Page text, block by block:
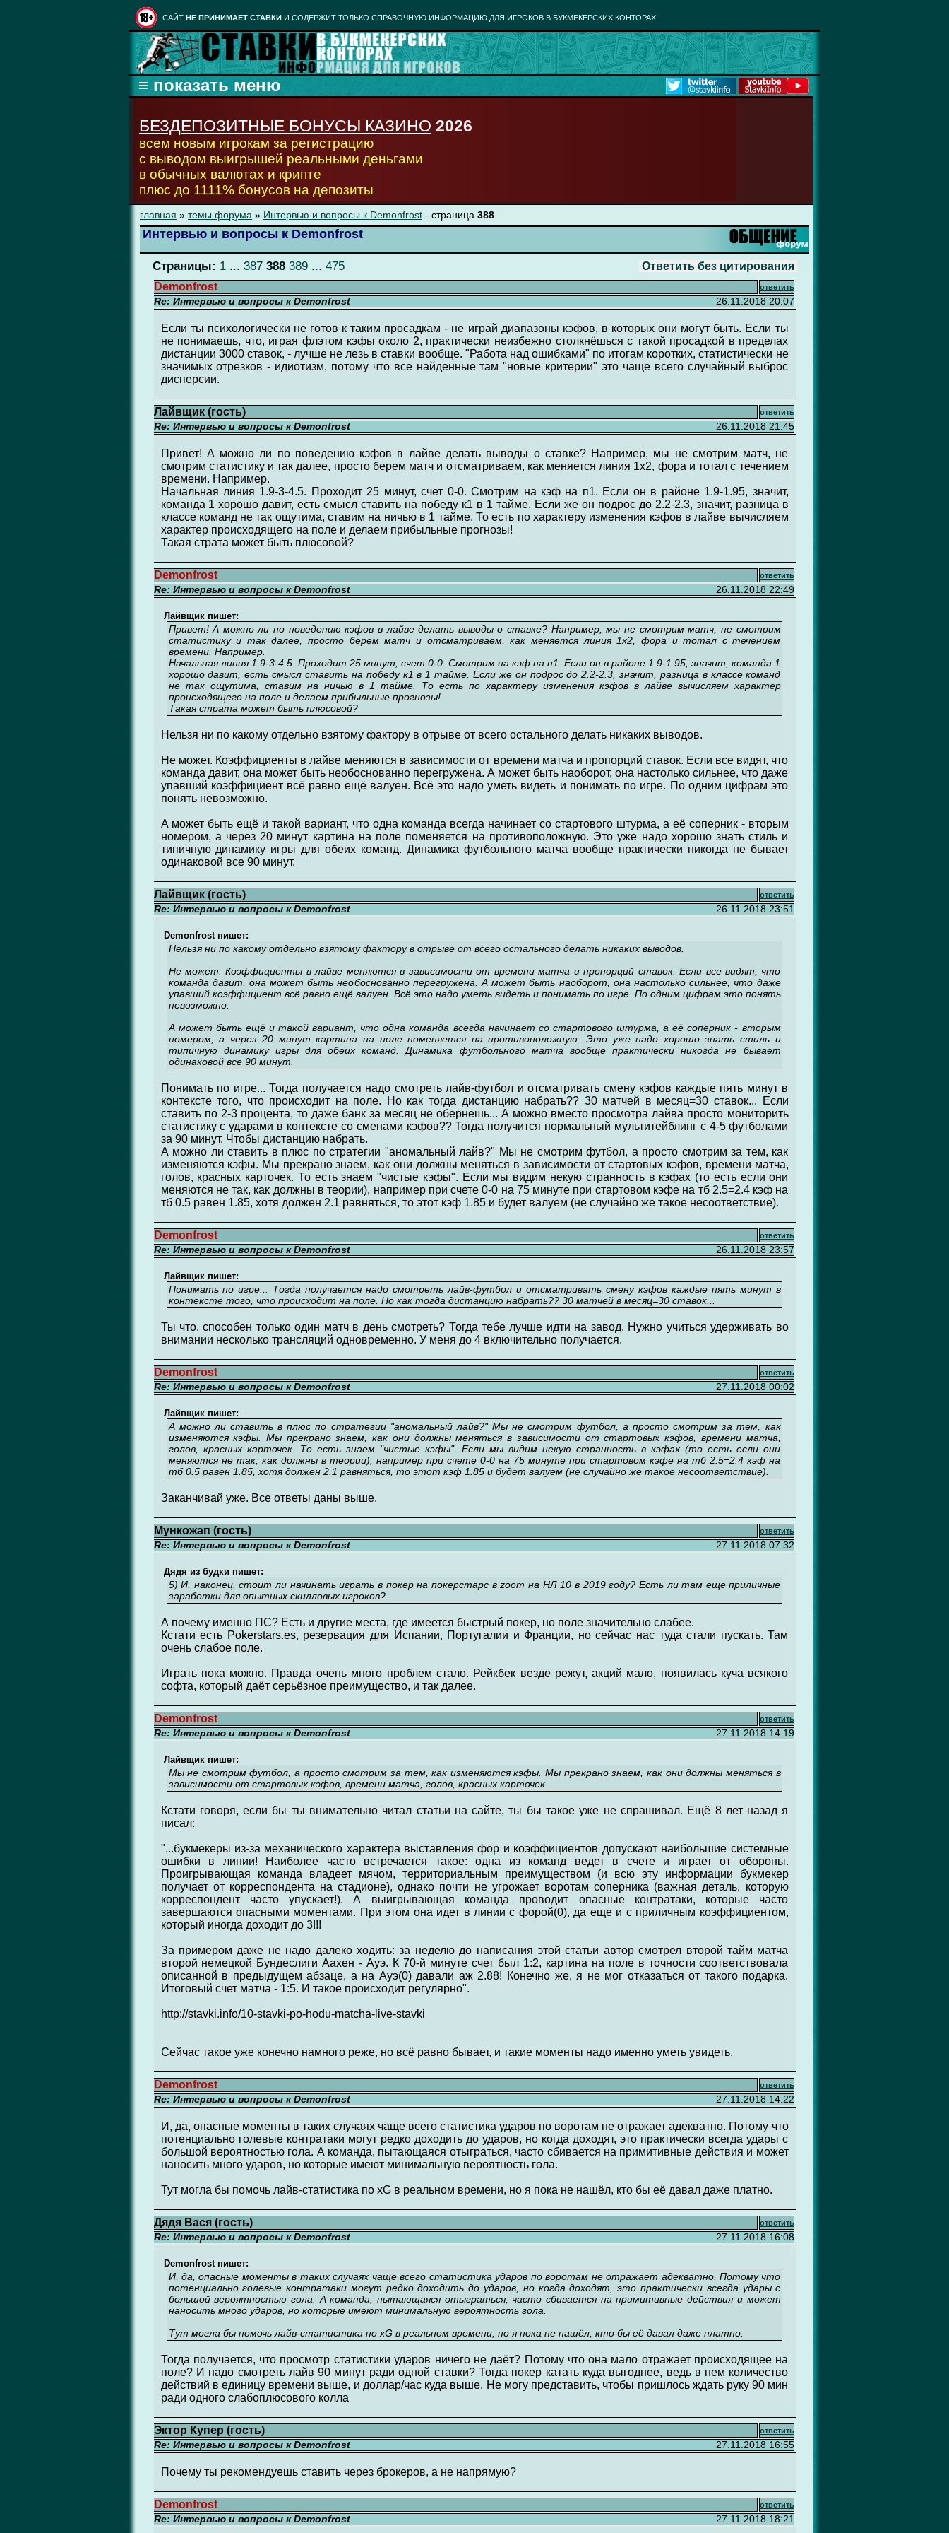
CАЙТ НЕ ПРИНИМАЕТ СТАВКИ И СОДЕРЖИТ ТОЛЬКО СПРАВОЧНУЮ ИНФОРМАЦИЮ ДЛЯ ИГРОКОВ В БУКМЕКЕРСКИХ КОНТОРАХ
БЕЗДЕПОЗИТНЫЕ БОНУСЫ КАЗИНО 2026
всем новым игрокам за регистрацию
с выводом выигрышей реальными деньгами
в обычных валютах и крипте
плюс до 1111% бонусов на депозиты
главная » темы форума » Интервью и вопросы к Demonfrost - страница 388
Интервью и вопросы к Demonfrost
Страницы: 1... 387 388 389... 475
Ответить без цитирования
Demonfrost
ответить
Re: Интервью и вопросы к Demonfrost 26.11.2018 20:07
Если ты психологически не готов к таким просадкам - не играй диапазоны кэфов, в которых они могут быть. Если ты
не понимаешь, что, играя флэтом кэфы около 2, практически неизбежно столкнёшься с такой просадкой в пределах
дистанции 3000 ставок, - лучше не лезь в ставки вообще. "Работа над ошибками" по итогам коротких, статистически не
значимых отрезков - идиотизм, потому что все найденные там "новые критерии" это чаще всего случайный выброс
дисперсии.
Лайвщик (гость) ответить
Re: Интервью и вопросы к Demonfrost 26.11.2018 21:45
Привет! А можно ли по поведению кэфов в лайве делать выводы о ставке? Например, мы не смотрим матч, не
смотрим статистику и так далее, просто берем матч и отсматриваем, как меняется линия 1x2, фора и тотал с течением
времени. Например.
Начальная линия 1.9-3-4.5. Проходит 25 минут, счет 0-0. Смотрим на кэф на п1. Если он в районе 1.9-1.95, значит,
команда 1 хорошо давит, есть смысл ставить на победу к1 в 1 тайме. Если же он подрос до 2.2-2.3, значит, разница в
классе команд не так ощутима, ставим на ничью в 1 тайме. То есть по характеру изменения кэфов в лайве вычисляем
характер происходящего на поле и делаем прибыльные прогнозы!
Такая страта может быть плюсовой?
Demonfrost ответить
Re: Интервью и вопросы к Demonfrost 26.11.2018 22:49
Лайвщик пишет:
Привет! А можно ли по поведению кэфов в лайве делать выводы о ставке? Например, мы не смотрим матч, не смотрим
статистику и так далее, просто берем матч и отсматриваем, как меняется линия 1x2, фора и тотал с течением
времени. Например.
Начальная линия 1.9-3-4.5. Проходит 25 минут, счет 0-0. Смотрим на кэф на п1. Если он в районе 1.9-1.95, значит, команда 1
хорошо давит, есть смысл ставить на победу к1 в 1 тайме. Если же он подрос до 2.2-2.3, значит, разница в классе команд
не так ощутима, ставим на ничью в 1 тайме. То есть по характеру изменения кэфов в лайве вычисляем характер
происходящего на поле и делаем прибыльные прогнозы!
Такая страта может быть плюсовой?
Нельзя ни по какому отдельно взятому фактору в отрыве от всего остального делать никаких выводов.
Не может. Коэффициенты в лайве меняются в зависимости от времени матча и пропорций ставок. Если все видят, что
команда давит, она может быть необоснованно перегружена. А может быть наоборот, она настолько сильнее, что даже
упавший коэффициент всё равно ещё валуен. Всё это надо уметь видеть и понимать по игре. По одним цифрам это
понять невозможно.
А может быть ещё и такой вариант, что одна команда всегда начинает со стартового штурма, а её соперник - вторым
номером, а через 20 минут картина на поле поменяется на противоположную. Это уже надо хорошо знать стиль и
типичную динамику игры для обеих команд. Динамика футбольного матча вообще практически никогда не бывает
одинаковой все 90 минут.
Лайвщик (гость) ответить
Re: Интервью и вопросы к Demonfrost 26.11.2018 23:51
Demonfrost пишет:
Нельзя ни по какому отдельно взятому фактору в отрыве от всего остального делать никаких выводов.
Не может. Коэффициенты в лайве меняются в зависимости от времени матча и пропорций ставок. Если все видят, что
команда давит, она может быть необоснованно перегружена. А может быть наоборот, она настолько сильнее, что даже
упавший коэффициент всё равно ещё валуен. Всё это надо уметь видеть и понимать по игре. По одним цифрам это понять
невозможно.
А может быть ещё и такой вариант, что одна команда всегда начинает со стартового штурма, а её соперник - вторым
номером, а через 20 минут картина на поле поменяется на противоположную. Это уже надо хорошо знать стиль и
типичную динамику игры для обеих команд. Динамика футбольного матча вообще практически никогда не бывает
одинаковой все 90 минут.
Понимать по игре... Тогда получается надо смотреть лайв-футбол и отсматривать смену кэфов каждые пять минут в
контексте того, что происходит на поле. Но как тогда дистанцию набрать?? 30 матчей в месяц=30 ставок... Если
ставить по 2-3 процента, то даже банк за месяц не обернешь... А можно вместо просмотра лайва просто мониторить
статистику с ударами в контексте со сменами кэфов?? Тогда получится нормальный мультитейблинг с 4-5 футболами
за 90 минут. Чтобы дистанцию набрать.
А можно ли ставить в плюс по стратегии "аномальный лайв?" Мы не смотрим футбол, а просто смотрим за тем, как
изменяются кэфы. Мы прекрано знаем, как они должны меняться в зависимости от стартовых кэфов, времени матча,
голов, красных карточек. То есть знаем "чистые кэфы". Если мы видим некую странность в кэфах (то есть если они
меняются не так, как должны в теории), например при счете 0-0 на 75 минуте при стартовом кэфе на тб 2.5=2.4 кэф на
тб 0.5 равен 1.85, хотя должен 2.1 равняться, то этот кэф 1.85 и будет валуем (не случайно же такое несоответствие).
Demonfrost ответить
Re: Интервью и вопросы к Demonfrost 26.11.2018 23:57
Лайвщик пишет:
Понимать по игре... Тогда получается надо смотреть лайв-футбол и отсматривать смену кэфов каждые пять минут в
контексте того, что происходит на поле. Но как тогда дистанцию набрать?? 30 матчей в месяц=30 ставок...
Ты что, способен только один матч в день смотреть? Тогда тебе лучше идти на завод. Нужно учиться удерживать во
внимании несколько трансляций одновременно. У меня до 4 включительно получается.
Demonfrost ответить
Re: Интервью и вопросы к Demonfrost 27.11.2018 00:02
Лайвщик пишет:
А можно ли ставить в плюс по стратегии "аномальный лайв?" Мы не смотрим футбол, а просто смотрим за тем, как
изменяются кэфы. Мы прекрано знаем, как они должны меняться в зависимости от стартовых кэфов, времени матча,
голов, красных карточек. То есть знаем "чистые кэфы". Если мы видим некую странность в кэфах (то есть если они
меняются не так, как должны в теории), например при счете 0-0 на 75 минуте при стартовом кэфе на тб 2.5=2.4 кэф на
тб 0.5 равен 1.85, хотя должен 2.1 равняться, то этот кэф 1.85 и будет валуем (не случайно же такое несоответствие).
Заканчивай уже. Все ответы даны выше.
Мункожап (гость) ответить
Re: Интервью и вопросы к Demonfrost 27.11.2018 07:32
Дядя из будки пишет:
5) И, наконец, стоит ли начинать играть в покер на покерстарс в zoom на НЛ 10 в 2019 году? Есть ли там еще приличные
заработки для опытных скилловых игроков?
А почему именно ПС? Есть и другие места, где имеется быстрый покер, но поле значительно слабее.
Кстати есть Pokerstars.es, резервация для Испании, Португалии и Франции, но сейчас нас туда стали пускать. Там
очень слабое поле.
Играть пока можно. Правда очень много проблем стало. Рейкбек везде режут, акций мало, появилась куча всякого
софта, который даёт серьёзное преимущество, и так далее.
Demonfrost ответить
Re: Интервью и вопросы к Demonfrost 27.11.2018 14:19
Лайвщик пишет:
Мы не смотрим футбол, а просто смотрим за тем, как изменяются кэфы. Мы прекрано знаем, как они должны меняться в
зависимости от стартовых кэфов, времени матча, голов, красных карточек.
Кстати говоря, если бы ты внимательно читал статьи на сайте, ты бы такое уже не спрашивал. Ещё 8 лет назад я
писал:
"...букмекеры из-за механического характера выставления фор и коэффициентов допускают наибольшие системные
ошибки в линии! Наиболее часто встречается такое: одна из команд ведет в счете и играет от обороны.
Проигрывающая команда владеет мячом, территориальным преимуществом (и всю эту информации букмекер
получает от корреспондента на стадионе), однако почти не угрожает воротам соперника (важная деталь, которую
корреспондент часто упускает!). А выигрывающая команда проводит опасные контратаки, которые часто
завершаются опасными моментами. При этом она идет в линии с форой(0), да еще и с приличным коэффициентом,
который иногда доходит до 3!!!
За примером даже не надо далеко ходить: за неделю до написания этой статьи автор смотрел второй тайм матча
второй немецкой Бундеслиги Аахен - Ауэ. К 70-й минуте счет был 1:2, картина на поле в точности соответствовала
описанной в предыдущем абзаце, а на Ауэ(0) давали аж 2.88! Конечно же, я не мог отказаться от такого подарка.
Итоговый счет матча - 1:5. И такое происходит регулярно".
http://stavki.info/10-stavki-po-hodu-matcha-live-stavki
Сейчас такое уже конечно намного реже, но всё равно бывает, и такие моменты надо именно уметь увидеть.
Demonfrost ответить
Re: Интервью и вопросы к Demonfrost 27.11.2018 14:22
И, да, опасные моменты в таких случаях чаще всего статистика ударов по воротам не отражает адекватно. Потому что
потенциально голевые контратаки могут редко доходить до ударов, но когда доходят, это практически всегда удары с
большой вероятностью гола. А команда, пытающаяся отыграться, часто сбивается на примитивные действия и может
наносить много ударов, но которые имеют минимальную вероятность гола.
Тут могла бы помочь лайв-статистика по xG в реальном времени, но я пока не нашёл, кто бы её давал даже платно.
Дядя Вася (гость) ответить
Re: Интервью и вопросы к Demonfrost 27.11.2018 16:08
Demonfrost пишет:
И, да, опасные моменты в таких случаях чаще всего статистика ударов по воротам не отражает адекватно. Потому что
потенциально голевые контратаки могут редко доходить до ударов, но когда доходят, это практически всегда удары с
большой вероятностью гола. А команда, пытающаяся отыграться, часто сбивается на примитивные действия и может
наносить много ударов, но которые имеют минимальную вероятность гола.
Тут могла бы помочь лайв-статистика по xG в реальном времени, но я пока не нашёл, кто бы её давал даже платно.
Тогда получается, что просмотр статистики ударов ничего не даёт? Потому что она мало отражает происходящее на
поле? И надо смотреть лайв 90 минут ради одной ставки? Тогда покер катать куда выгоднее, ведь в нем количество
действий в единицу времени выше, и доллар/час куда выше. Не могу представить, чтобы пришлось ждать руку 90 мин
ради одного слабоплюсового колла
Эктор Купер (гость) ответить
Re: Интервью и вопросы к Demonfrost 27.11.2018 16:55
Почему ты рекомендуешь ставить через брокеров, а не напрямую?
Demonfrost ответить
Re: Интервью и вопросы к Demonfrost 27.11.2018 18:21